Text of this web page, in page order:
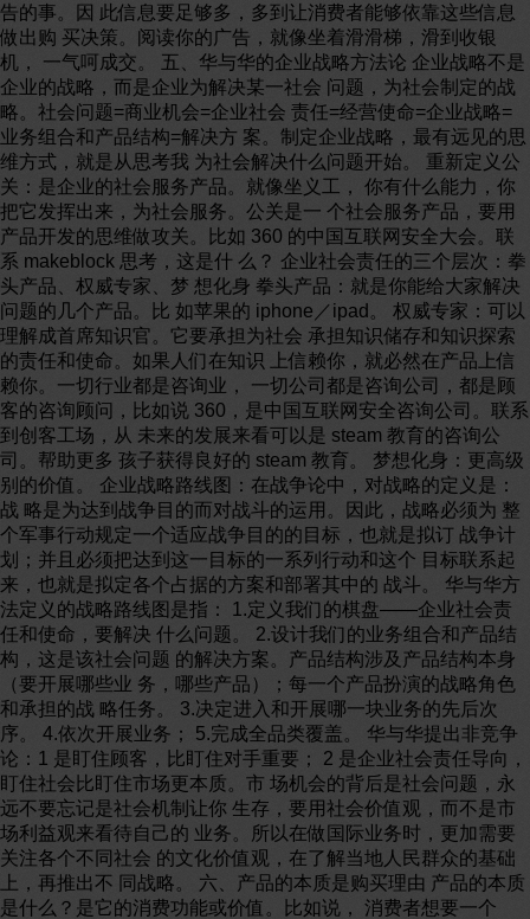
告的事。因 此信息要足够多，多到让消费者能够依靠这些信息
做出购 买决策。阅读你的广告，就像坐着滑滑梯，滑到收银
机， 一气呵成交。 五、华与华的企业战略方法论 企业战略不是
企业的战略，而是企业为解决某一社会 问题，为社会制定的战
略。社会问题=商业机会=企业社会 责任=经营使命=企业战略=
业务组合和产品结构=解决方 案。制定企业战略，最有远见的思
维方式，就是从思考我 为社会解决什么问题开始。 重新定义公
关：是企业的社会服务产品。就像坐义工， 你有什么能力，你
把它发挥出来，为社会服务。公关是一 个社会服务产品，要用
产品开发的思维做攻关。比如 360 的中国互联网安全大会。联
系 makeblock 思考，这是什 么？ 企业社会责任的三个层次：拳
头产品、权威专家、梦 想化身 拳头产品：就是你能给大家解决
问题的几个产品。比 如苹果的 iphone／ipad。 权威专家：可以
理解成首席知识官。它要承担为社会 承担知识储存和知识探索
的责任和使命。如果人们在知识 上信赖你，就必然在产品上信
赖你。一切行业都是咨询业， 一切公司都是咨询公司，都是顾
客的咨询顾问，比如说 360，是中国互联网安全咨询公司。联系
到创客工场，从 未来的发展来看可以是 steam 教育的咨询公
司。帮助更多 孩子获得良好的 steam 教育。 梦想化身：更高级
别的价值。 企业战略路线图：在战争论中，对战略的定义是：
战 略是为达到战争目的而对战斗的运用。因此，战略必须为 整
个军事行动规定一个适应战争目的的目标，也就是拟订 战争计
划；并且必须把达到这一目标的一系列行动和这个 目标联系起
来，也就是拟定各个占据的方案和部署其中的 战斗。 华与华方
法定义的战略路线图是指： 1.定义我们的棋盘——企业社会责
任和使命，要解决 什么问题。 2.设计我们的业务组合和产品结
构，这是该社会问题 的解决方案。产品结构涉及产品结构本身
（要开展哪些业 务，哪些产品）；每一个产品扮演的战略角色
和承担的战 略任务。 3.决定进入和开展哪一块业务的先后次
序。 4.依次开展业务； 5.完成全品类覆盖。 华与华提出非竞争
论：1 是盯住顾客，比盯住对手重要； 2 是企业社会责任导向，
盯住社会比盯住市场更本质。市 场机会的背后是社会问题，永
远不要忘记是社会机制让你 生存，要用社会价值观，而不是市
场利益观来看待自己的 业务。所以在做国际业务时，更加需要
关注各个不同社会 的文化价值观，在了解当地人民群众的基础
上，再推出不 同战略。 六、产品的本质是购买理由 产品的本质
是什么？是它的消费功能或价值。比如说， 消费者想要一个